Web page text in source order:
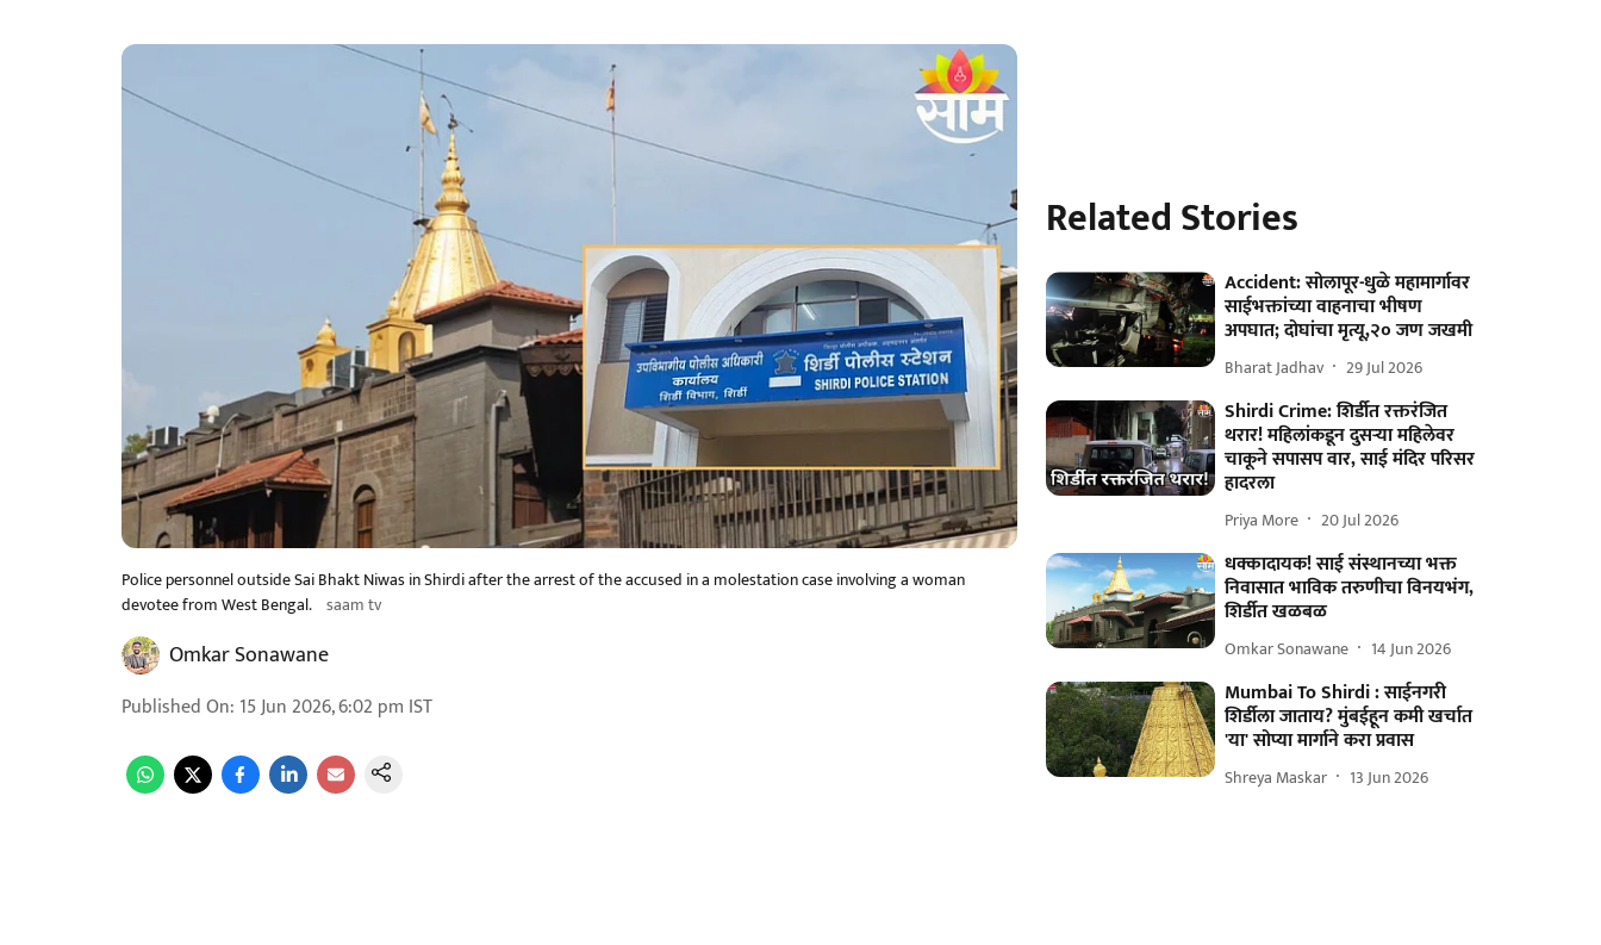
Police personnel outside Sai Bhakt Niwas in Shirdi after the arrest of the accused in a molestation case involving a woman
devotee from West Bengal. saam tv
Omkar Sonawane
Published On: 15 Jun 2026, 6:02 pm IST
Related Stories
Accident: सोलापूर-धुळे महामार्गावर
साईभक्तांच्या वाहनाचा भीषण
अपघात; दोघांचा मृत्यू,२० जण जखमी
Bharat Jadhav 29 Jul 2026
Shirdi Crime: शिर्डीत रक्तरंजित
थरार! महिलांकडून दुसऱ्या महिलेवर
चाकूने सपासप वार, साई मंदिर परिसर
हादरला
Priya More 20 Jul 2026
धक्कादायक! साई संस्थानच्या भक्त
निवासात भाविक तरुणीचा विनयभंग,
शिर्डीत खळबळ
Omkar Sonawane 14 Jun 2026
Mumbai To Shirdi : साईनगरी
शिर्डीला जाताय? मुंबईहून कमी खर्चात
'या' सोप्या मार्गाने करा प्रवास
Shreya Maskar 13 Jun 2026